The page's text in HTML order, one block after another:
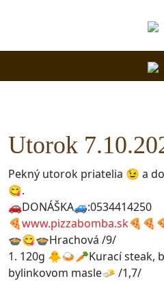
Utorok
Pekný utorok priatelia 😉 a
😋.
🚗DONÁŠKA🚙:0534414250
🍕www.pizzabomba.sk
🍲😋🍲Hrachová /9/
1. 120g 🐥🍛🥕Kurací steak,
bylinkovom masle🧈 /1,7/